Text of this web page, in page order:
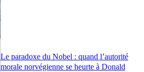
Le paradoxe du Nobel : quand l’autorité
morale norvégienne se heurte à Donald